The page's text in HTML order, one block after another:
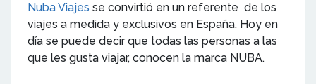
Nuba Viajes se convirtió en un referente de los
viajes a medida y exclusivos en España. Hoy en
día se puede decir que todas las personas a las
que les gusta viajar, conocen la marca NUBA.